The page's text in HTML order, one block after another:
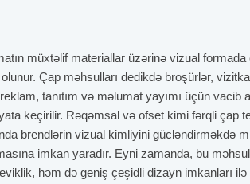
müxtəlif materiallar üzərinə vizual
Çap məhsulları dedikdə broşürlər,
tanıtım və məlumat yayımı üçün
keçirilir. Rəqəmsal və ofset kimi fərqli çap
brendlərin vizual kimliyini gücləndirməkdə
imkan yaradır. Eyni zamanda, bu
həm də geniş çeşidli dizayn imkanları